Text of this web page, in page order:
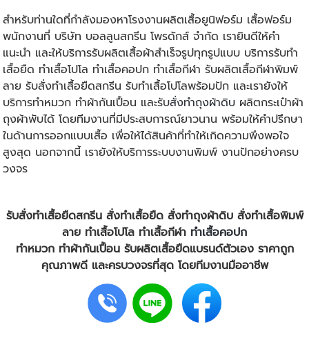
สำหรับท่านใดที่กำลังมองหาโรงงานผลิตเสื้อยูนิฟอร์ม เสื้อฟอร์ม
พนักงานที่ บริษัท บอลลูนสกรีน โพรดักส์ จำกัด เรายินดีให้คำ
แนะนำ และให้บริการรับผลิตเสื้อผ้าสำเร็จรูปทุกรูปแบบ บริการรับทำ
เสื้อยืด ทำเสื้อโปโล ทำเสื้อคอปก ทำเสื้อกีฬา รับผลิตเสื้อกีฬาพิมพ์
ลาย รับสั่งทําเสื้อยืดสกรีน รับทําเสื้อโปโลพร้อมปัก และเรายังให้
บริการทำหมวก ทำผ้ากันเปื้อน และรับสั่งทำถุงผ้าดิบ ผลิตกระเป๋าผ้า
ถุงผ้าพับได้ โดยทีมงานที่มีประสบการณ์ยาวนาน พร้อมให้คำปรึกษา
ในด้านการออกแบบเสื้อ เพื่อให้ได้สินค้าที่ทำให้เกิดความพึงพอใจ
สูงสุด นอกจากนี้ เรายังให้บริการระบบงานพิมพ์ งานปักอย่างครบ
วงจร
รับสั่งทําเสื้อยืดสกรีน สั่งทำเสื้อยืด สั่งทำถุงผ้าดิบ สั่งทำเสื้อพิมพ์
ลาย ทำเสื้อโปโล ทำเสื้อกีฬา ทำเสื้อคอปก
ทำหมวก ทำผ้ากันเปื้อน รับผลิตเสื้อยืดแบรนด์ตัวเองราคาถูก
คุณภาพดี และครบวงจรที่สุด โดยทีมงานมืออาชีพ